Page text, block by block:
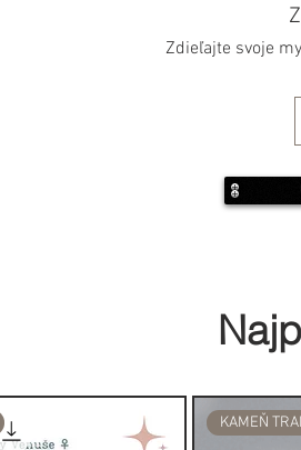
cm * Priemer: 2,3 cm *
Zdieľajte svoje
KAMEŇ